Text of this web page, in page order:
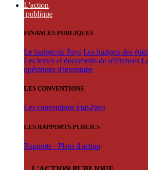
L'action
publique
FINANCES PUBLIQUES
Le budget du Pays Les budgets des
Les textes et documents de références
opérations d'inventaire
LES CONVENTIONS
Les conventions État-Pays
LES RAPPORTS PUBLICS
Rapports - Plans d'action